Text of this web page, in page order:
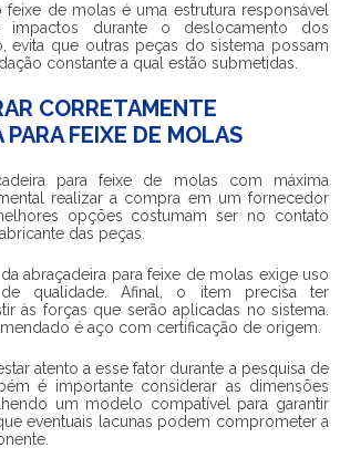
de molas é uma estrutura responsável
impactos durante o deslocamento dos
evita que outras peças do sistema possam
constante a qual estão submetidas.
CORRETAMENTE
PARA FEIXE DE MOLAS
para feixe de molas com máxima
realizar a compra em um fornecedor
opções costumam ser no contato
das peças.
daabraçadeira para feixe de molas exige uso
qualidade. Afinal, o item precisa ter
às forças que serão aplicadas no sistema.
é aço com certificação de origem.
atento a esse fator durante a pesquisa de
é importante considerar as dimensões
um modelo compatível para garantir
eventuais lacunas podem comprometer a